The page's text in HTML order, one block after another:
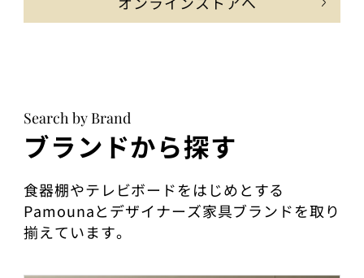
Search by Brand
ブランドから探す
食器棚やテレビボードをはじめとする
Pamounaとデザイナーズ家具ブランドを取り
揃えています。